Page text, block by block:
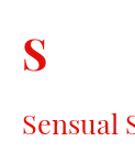
S
Sensual